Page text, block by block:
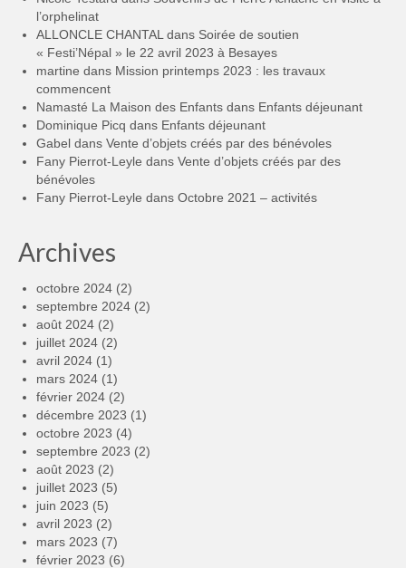
l’orphelinat
ALLONCLE CHANTAL dans Soirée de soutien
« Festi’Népal » le 22 avril 2023 à Besayes
martine dans Mission printemps 2023 : les travaux
commencent
Namasté La Maison des Enfants dans Enfants déjeunant
Dominique Picq dans Enfants déjeunant
Gabel dans Vente d’objets créés par des bénévoles
Fany Pierrot-Leyle dans Vente d’objets créés par des
bénévoles
Fany Pierrot-Leyle dans Octobre 2021 – activités
Archives
octobre 2024 (2)
septembre 2024 (2)
août 2024 (2)
juillet 2024 (2)
avril 2024 (1)
mars 2024 (1)
février 2024 (2)
décembre 2023 (1)
octobre 2023 (4)
septembre 2023 (2)
août 2023 (2)
juillet 2023 (5)
juin 2023 (5)
avril 2023 (2)
mars 2023 (7)
février 2023 (6)